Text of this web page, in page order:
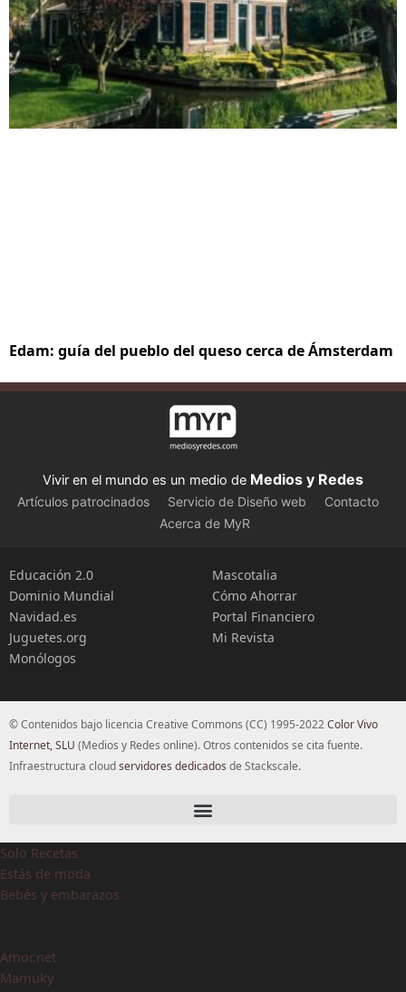
Edam: guía del pueblo del queso cerca de Ámsterdam
Vivir en el mundo es un medio de Medios y Redes
Artículos patrocinados Servicio de Diseño web
Contacto
Acerca de MyR
Educación 2.0
Dominio Mundial
Navidad.es
Juguetes.org
Monólogos
Mascotalia
Cómo Ahorrar
Portal Financiero
Mi Revista
© Contenidos bajo licencia Creative Commons (CC) 1995-2022Color Vivo
Internet, SLU (Medios y Redes online). Otros contenidos se cita fuente.
Infraestructura cloudservidores dedicados de Stackscale.
Solo Recetas
Estás de moda
Bebés y embarazos
Amor.net
Mamuky